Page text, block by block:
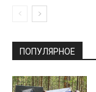
ПОПУЛЯРНОЕ